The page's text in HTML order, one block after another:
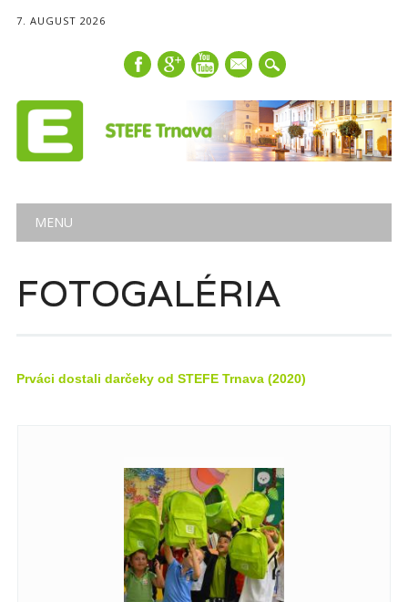
7. AUGUST 2026
mail
Main menu
MENU
FOTOGALÉRIA
Prváci dostali darčeky od STEFE Trnava (2020)